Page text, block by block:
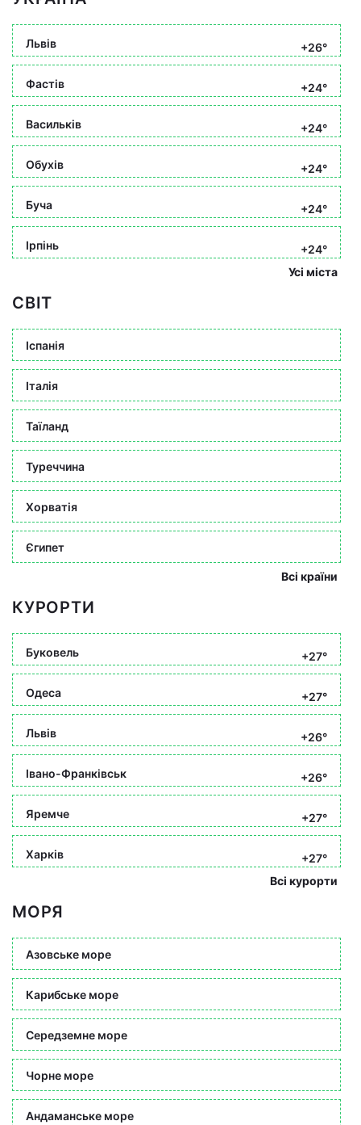
Львів +26°
Фастів +24°
Васильків +24°
Обухів +24°
Буча +24°
Ірпінь
+24°
Усі міста
СВІТ
Іспанія
Італія
Таїланд
Туреччина
Хорватія
Єгипет
Всі країни
КУРОРТИ
Буковель +27°
Одеса +27°
Львів +26°
Івано-Франківськ +26°
Яремче +27°
Харків
+27°
Всі курорти
МОРЯ
Азовське море
Карибське море
Середземне море
Чорне море
Андаманське море